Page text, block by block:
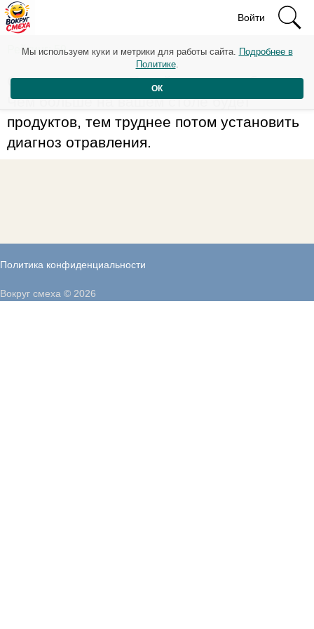
Войти
Рейтинг: 59
Советы медиков. Питайтесь однообразно!
Чем больше на вашем столе будет
продуктов, тем труднее потом установить
диагноз отравления.
Политика конфиденциальности
Мы используем куки и метрики для работы сайта. Подробнее в
Политике.
ОК
Вокруг смеха © 2026